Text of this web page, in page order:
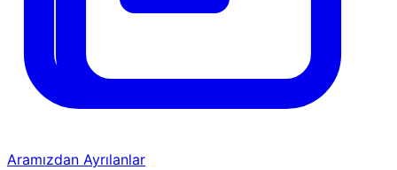
Aramızdan Ayrılanlar